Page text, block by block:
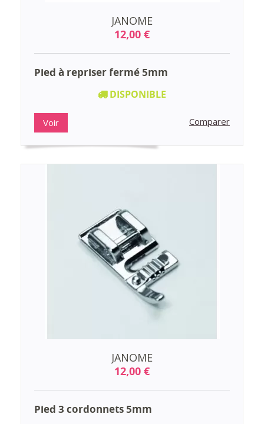
JANOME
12,00 €
Pied à repriser fermé 5mm
DISPONIBLE
Voir Comparer
JANOME
12,00 €
Pied 3 cordonnets 5mm